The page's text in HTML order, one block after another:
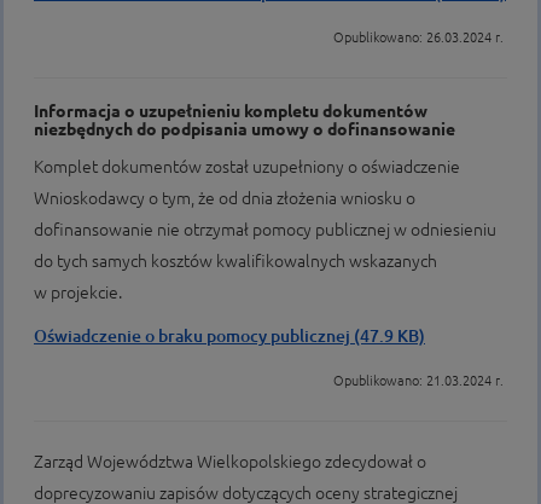
Opublikowano: 26.03.2024 r.
Informacja o uzupełnieniu kompletu dokumentów
niezbędnych do podpisania umowy o dofinansowanie
Komplet dokumentów został uzupełniony o oświadczenie
Wnioskodawcy o tym, że od dnia złożenia wniosku o
dofinansowanie nie otrzymał pomocy publicznej w odniesieniu
do tych samych kosztów kwalifikowalnych wskazanych
w projekcie.
Oświadczenie o braku pomocy publicznej (47.9 KB)
Opublikowano: 21.03.2024 r.
Zarząd Województwa Wielkopolskiego zdecydował o
doprecyzowaniu zapisów dotyczących oceny strategicznej